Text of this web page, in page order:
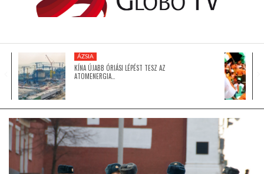
ÁZSIA
LATIN-AMERIKA
ÁZSIA
KÍNA ÚJABB ÓRIÁSI LÉPÉST TESZ AZ
ATOMENERGIA…